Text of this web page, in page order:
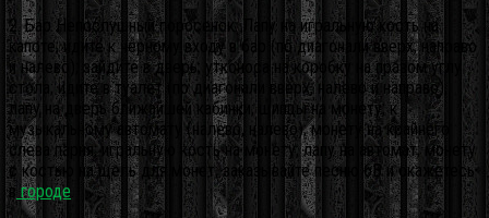
2. Бар Непослушный поросенок. Лапу на игральную кость на
капоте; идите к черному входу в бар (по диагонали вверх, направо
и налево); зайдите в дверь; утконоса на коробку на правом углу
стола; идите в туалет (по диагонали вверх, налево и направо);
лапу на дверь ближайшей кабинки; щипцы на монету; к
музыкальному автомату (налево, налево); монету на крайнего
слева парня; игральную кость на монету; лапу на автомат; монету
с костью на щель для монет; заказывайте песню 6B и окажетесь
в городе